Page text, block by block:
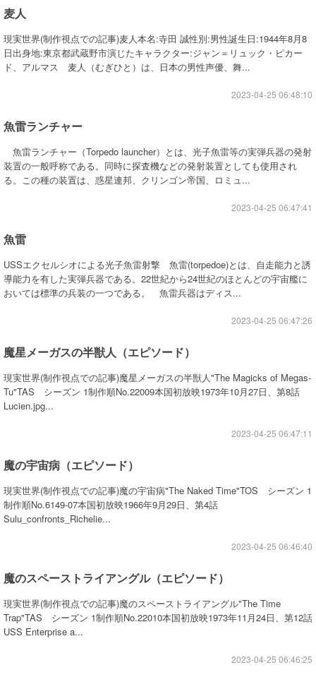
麦人
現実世界(制作視点での記事)麦人本名:寺田 誠性別:男性誕生日:1944年8月8
日出身地:東京都武蔵野市演じたキャラクター:ジャン＝リュック・ピカー
ド、アルマス 麦人（むぎひと）は、日本の男性声優、舞...
2023-04-25 06:48:10
魚雷ランチャー
魚雷ランチャー（Torpedo launcher）とは、光子魚雷等の実弾兵器の発射
装置の一般呼称である。同時に探査機などの発射装置としても使用され
る。この種の装置は、惑星連邦、クリンゴン帝国、ロミュ...
2023-04-25 06:47:41
魚雷
USSエクセルシオによる光子魚雷射撃 魚雷(torpedoe)とは、自走能力と誘
導能力を有した実弾兵器である。22世紀から24世紀のほとんどの宇宙艦に
おいては標準の兵装の一つである。 魚雷兵器はディス...
2023-04-25 06:47:26
魔星メーガスの半獣人（エピソード）
現実世界(制作視点での記事)魔星メーガスの半獣人"The Magicks of Megas-
Tu"TAS シーズン 1制作順No.22009本国初放映1973年10月27日、第8話
Lucien.jpg...
2023-04-25 06:47:11
魔の宇宙病（エピソード）
現実世界(制作視点での記事)魔の宇宙病"The Naked Time"TOS シーズン 1
制作順No.6149-07本国初放映1966年9月29日、第4話
Sulu_confronts_Richelie...
2023-04-25 06:46:40
魔のスペーストライアングル（エピソード）
現実世界(制作視点での記事)魔のスペーストライアングル"The Time
Trap"TAS シーズン 1制作順No.22010本国初放映1973年11月24日、第12話
USS Enterprise a...
2023-04-25 06:46:25